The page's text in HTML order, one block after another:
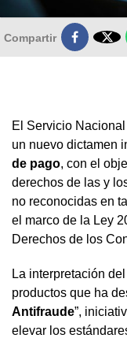
Compartir
El Servicio
un nuevo dictamen
de pago, con el
derechos de las y
no reconocidas en
el marco de la Ley
Derechos de los
La interpretación
productos que ha
Antifraude”,
elevar los